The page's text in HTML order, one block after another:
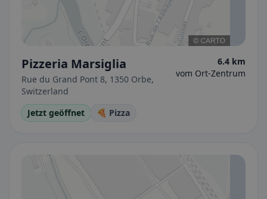
Pizzeria Marsiglia
Rue du Grand Pont 8, 1350 Orbe,
Switzerland
6.4 km
vom Ort-Zentrum
Jetzt geöffnet 🍕 Pizza